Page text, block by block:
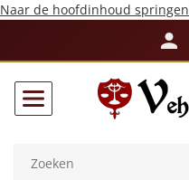
Naar de hoofdinhoud springen